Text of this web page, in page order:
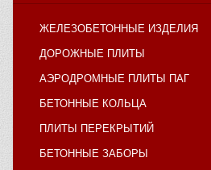
ЖЕЛЕЗОБЕТОННЫЕ ИЗДЕЛИЯ
ДОРОЖНЫЕ ПЛИТЫ
АЭРОДРОМНЫЕ ПЛИТЫ ПАГ
БЕТОННЫЕ КОЛЬЦА
ПЛИТЫ ПЕРЕКРЫТИЙ
БЕТОННЫЕ ЗАБОРЫ